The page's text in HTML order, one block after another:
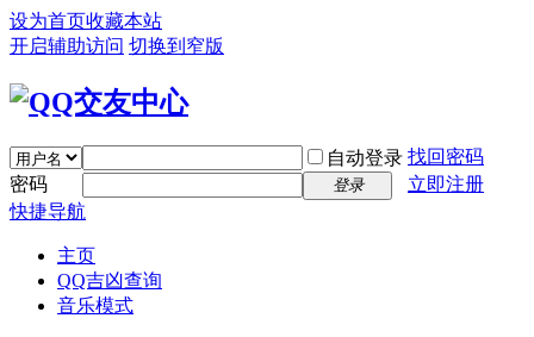
设为首页收藏本站
开启辅助访问 切换到窄版
自动登录 找回密码
密码
登录
立即注册
快捷导航
主页
QQ吉凶查询
音乐模式